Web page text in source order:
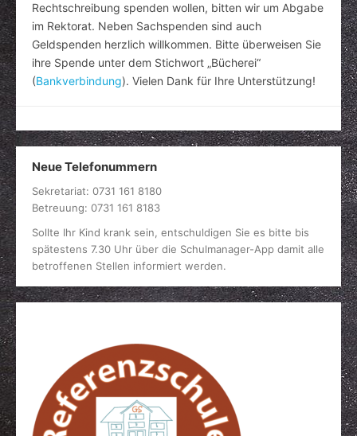
Rechtschreibung spenden wollen, bitten wir um Abgabe
im Rektorat. Neben Sachspenden sind auch
Geldspenden herzlich willkommen. Bitte überweisen Sie
ihre Spende unter dem Stichwort „Bücherei“
(Bankverbindung). Vielen Dank für Ihre Unterstützung!
Neue Telefonummern
Sekretariat: 0731 161 8180
Betreuung: 0731 161 8183
Sollte Ihr Kind krank sein, entschuldigen Sie es bitte bis
spätestens 7.30 Uhr über die Schulmanager-App damit alle
betroffenen Stellen informiert werden.